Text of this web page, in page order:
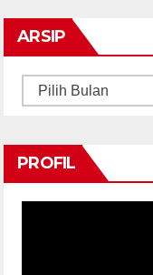
ARSIP
Arsip
PROFIL